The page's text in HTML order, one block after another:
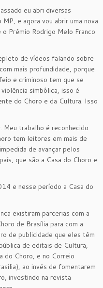
eu abri diversas
e agora vou abrir uma nova
Prêmio Rodrigo Melo Franco
de vídeos falando sobre
mais profundidade, porque
e criminoso tem que se
simbólica, isso é
do Choro e da Cultura. Isso
Meu trabalho é reconhecido
tem leitores em mais de
de avançar pelos
que são a Casa do Choro e
e nesse período a Casa do
existiram parcerias com a
de Brasília para com a
de publicidade que eles têm
de editais de Cultura,
do Choro, e no Correio
ao invés de fomentarem
investindo na revista